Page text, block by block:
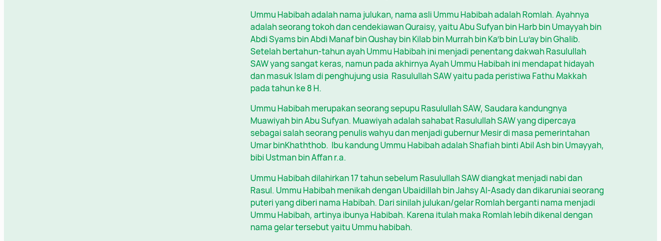
Ummu Habibah adalah nama julukan, nama asli Ummu Habibah adalah Romlah. Ayahnya
adalah seorang tokoh dan cendekiawan Quraisy, yaitu Abu Sufyan bin Harb bin Umayyah bin
Abdi Syams bin Abdi Manaf bin Qushay bin Kilab bin Murrah bin Ka’b bin Lu’ay bin Ghalib.
Setelah bertahun-tahun ayah Ummu Habibah ini menjadi penentang dakwah Rasulullah
SAW yang sangat keras, namun pada akhirnya Ayah Ummu Habibah ini mendapat hidayah
dan masuk Islam di penghujung usia Rasulullah SAW yaitu pada peristiwa Fathu Makkah
pada tahun ke 8 H.
Ummu Habibah merupakan seorang sepupu Rasulullah SAW, Saudara kandungnya
Muawiyah bin Abu Sufyan. Muawiyah adalah sahabat Rasulullah SAW yang dipercaya
sebagai salah seorang penulis wahyu dan menjadi gubernur Mesir di masa pemerintahan
Umar binKhaththob. Ibu kandung Ummu Habibah adalah Shafiah binti Abil Ash bin Umayyah,
bibi Ustman bin Affan r.a.
Ummu Habibah dilahirkan 17 tahun sebelum Rasulullah SAW diangkat menjadi nabi dan
Rasul. Ummu Habibah menikah dengan Ubaidillah bin Jahsy Al-Asady dan dikaruniai seorang
puteri yang diberi nama Habibah. Dari sinilah julukan/gelar Romlah berganti nama menjadi
Ummu Habibah, artinya ibunya Habibah. Karena itulah maka Romlah lebih dikenal dengan
nama gelar tersebut yaitu Ummu habibah.